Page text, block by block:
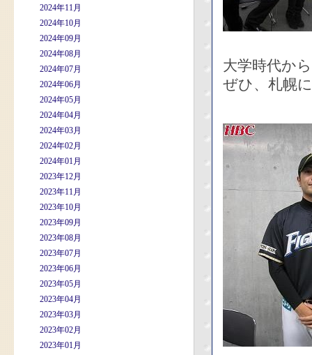
2024年11月
2024年10月
2024年09月
2024年08月
2024年07月
2024年06月
2024年05月
2024年04月
2024年03月
2024年02月
2024年01月
2023年12月
2023年11月
2023年10月
2023年09月
2023年08月
2023年07月
2023年06月
2023年05月
2023年04月
2023年03月
2023年02月
2023年01月
大学時代か
ぜひ、札幌